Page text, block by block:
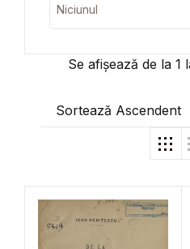
Se afișează de la 1
Sortează Ascendent